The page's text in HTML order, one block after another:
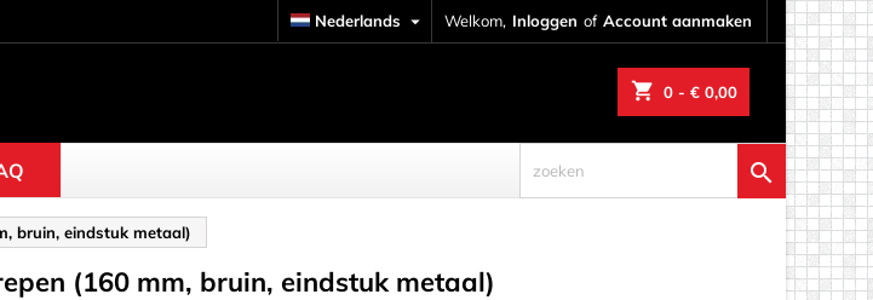
Welkom, Inloggen of Account aanmaken
Nederlands 
shopping_cart 0 - € 0,00
Knutselhout & Kurk
Ballen & Kralen

bruin, eindstuk metaal)
(160 mm, bruin, eindstuk metaal)